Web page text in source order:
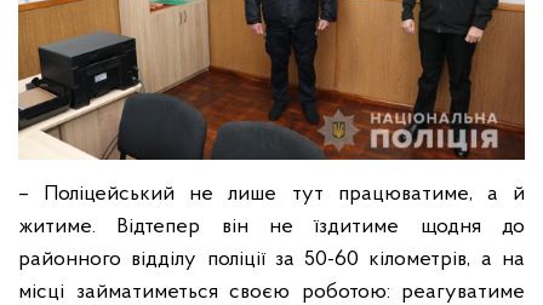
– Поліцейський не лише тут працюватиме, а й
житиме. Відтепер він не їздитиме щодня до
районного відділу поліції за 50-60 кілометрів, а на
місці займатиметься своєю роботою: реагуватиме